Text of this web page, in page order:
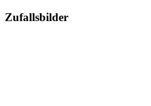
Zufallsbilder